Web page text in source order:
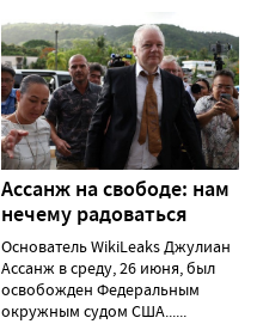
Ассанж на свободе: нам
нечему радоваться
Основатель WikiLeaks Джулиан
Ассанж в среду, 26 июня, был
освобожден Федеральным
окружным судом США......